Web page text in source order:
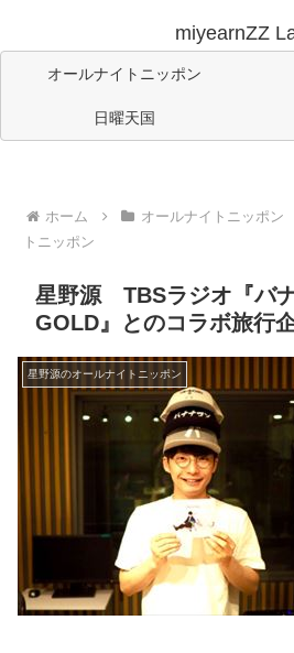
miyearnZZ
オールナイトニッポン
日曜天国
ホーム オールナイトニッポン
トニッポン
星野源 TBSラジオ『バ
GOLD』とのコラボ旅行
星野源のオールナイトニッポン